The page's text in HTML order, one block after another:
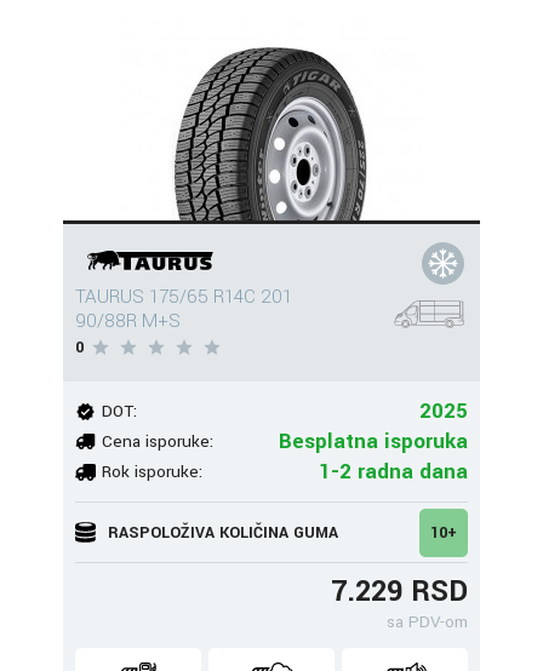
TAURUS 175/65 R14C 201
90/88R M+S
0
DOT: 2025
Cena isporuke: Besplatna isporuka
Rok isporuke: 1-2 radna dana
RASPOLOŽIVA KOLIČINA GUMA 10+
7.229 RSD
sa PDV-om